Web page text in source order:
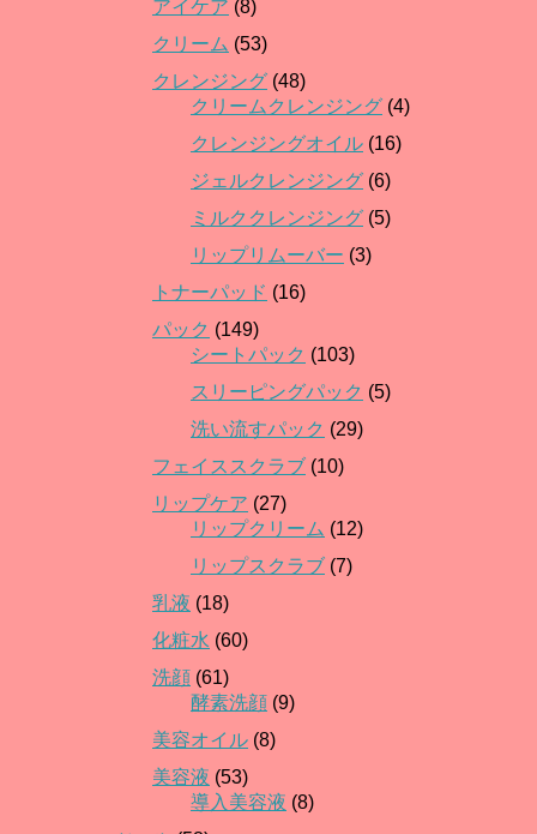
アイケア (8)
クリーム (53)
クレンジング (48)
クリームクレンジング (4)
クレンジングオイル (16)
ジェルクレンジング (6)
ミルククレンジング (5)
リップリムーバー (3)
トナーパッド (16)
パック (149)
シートパック (103)
スリーピングパック (5)
洗い流すパック (29)
フェイススクラブ (10)
リップケア (27)
リップクリーム (12)
リップスクラブ (7)
乳液 (18)
化粧水 (60)
洗顔 (61)
酵素洗顔 (9)
美容オイル (8)
美容液 (53)
導入美容液 (8)